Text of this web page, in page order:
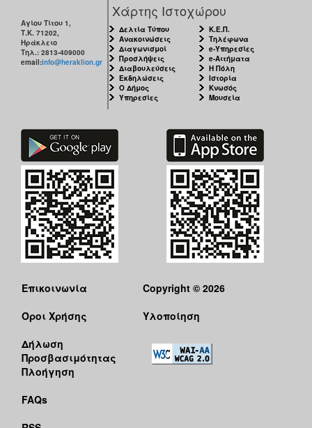
Αγίου Τίτου 1,
Τ.Κ. 71202,
Ηράκλειο
Τηλ.: 2813-409000
email:info@heraklion.gr
Χάρτης Ιστοχώρου
Δελτία Τύπου
Ανακοινώσεις
Διαγωνισμοί
Προσλήψεις
Διαβουλεύσεις
Εκδηλώσεις
Ο Δήμος
Υπηρεσίες
Κ.Ε.Π.
Τηλέφωνα
e-Υπηρεσίες
e-Αιτήματα
Η Πόλη
Ιστορία
Κνωσός
Μουσεία
Επικοινωνία
Όροι Χρήσης
Δήλωση
Προσβασιμότητας
Πλοήγηση
FAQs
Copyright © 2026
Υλοποίηση